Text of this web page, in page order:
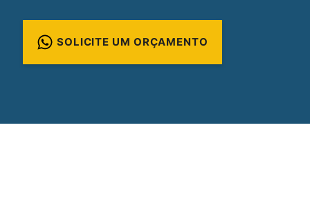
SOLICITE UM ORÇAMENTO